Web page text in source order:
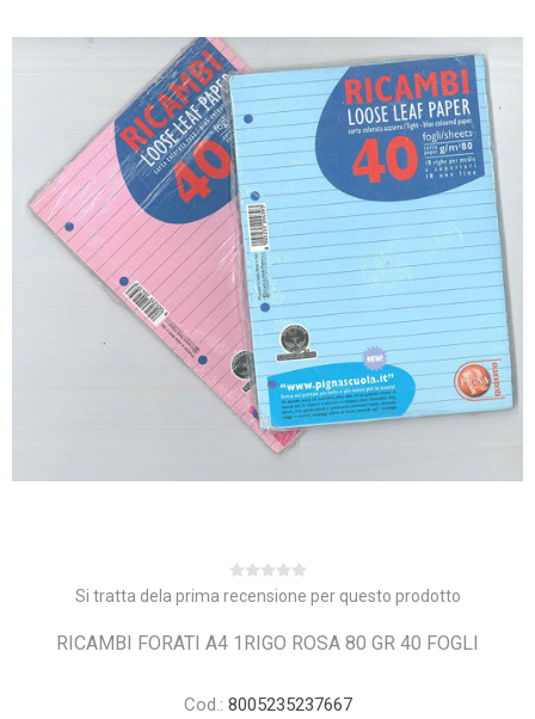
Si tratta dela prima recensione per questo prodotto
RICAMBI FORATI A4 1RIGO ROSA 80 GR 40 FOGLI
Cod.: 8005235237667